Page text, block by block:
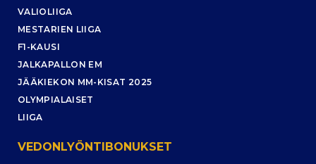
VALIOLIIGA
MESTARIEN LIIGA
F1-KAUSI
JALKAPALLON EM
JÄÄKIEKON MM-KISAT 2025
OLYMPIALAISET
LIIGA
VEDONLYÖNTIBONUKSET